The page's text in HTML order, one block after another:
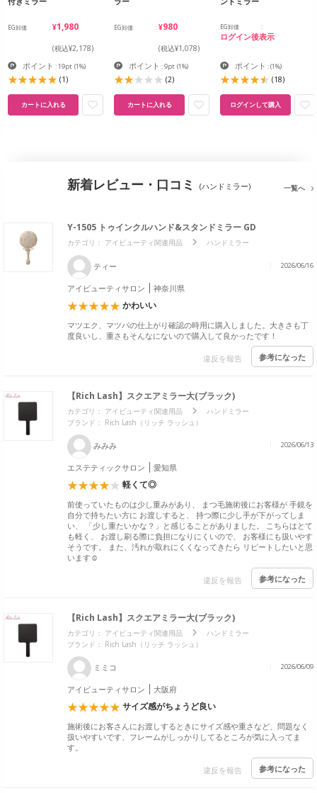
EG卸価 ¥1,980
(税込¥2,178)
ポイント : 19pt (1%)
(1)
カートに入れる
EG卸価 ¥980
(税込¥1,078)
ポイント : 9pt (1%)
(2)
カートに入れる
EG卸価
ログイン後表示
ポイント :(1%)
(18)
ログインして購入
新着レビュー・口コミ (ハンドミラー) 一覧へ
Y-1505 トゥインクルハンド&スタンドミラー GD
カテゴリ： アイビューティ関連用品 ハンドミラー
ティー 2026/06/16
アイビューティサロン 神奈川県
かわいい
マツエク、マツパの仕上がり確認の時用に購入しました。大きさも丁
度良いし、重さもそんなにないので購入して良かったです！
違反を報告 参考になった
【Rich Lash】スクエアミラー大(ブラック)
カテゴリ： アイビューティ関連用品
ハンドミラー
ブランド： Rich Lash（リッチ ラッシュ）
みみみ 2026/06/13
エステティックサロン 愛知県
軽くて◎
前使っていたものは少し重みがあり、 まつ毛施術後にお客様が 手鏡を
自分で持ちたい方に お渡しすると、 持つ際に少し手が下がってしま
い、 「少し重たいかな？」と感じることがありました。 こちらはとて
も軽く、 お渡し刷る際に負担になりにくいので、 お客様にも扱いやす
そうです。 また、汚れが取れにくくなってきたら リピートしたいと思
います☺️
違反を報告 参考になった
【Rich Lash】スクエアミラー大(ブラック)
カテゴリ： アイビューティ関連用品
ハンドミラー
ブランド： Rich Lash（リッチ ラッシュ）
ミミコ 2026/06/09
アイビューティサロン 大阪府
サイズ感がちょうど良い
施術後にお客さんにお渡しするときにサイズ感や重さなど、問題なく
扱いやすいです、フレームがしっかりしてるところが気に入ってま
す。
違反を報告 参考になった